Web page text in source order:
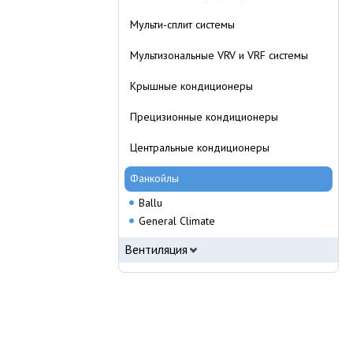
Мульти-сплит системы
Мультизональные VRV и VRF системы
Крышные кондиционеры
Прецизионные кондиционеры
Центральные кондиционеры
Фанкойлы
Ballu
General Climate
Вентиляция